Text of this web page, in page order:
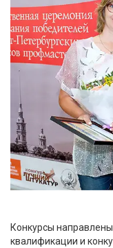
Конкурсы
квалификации и